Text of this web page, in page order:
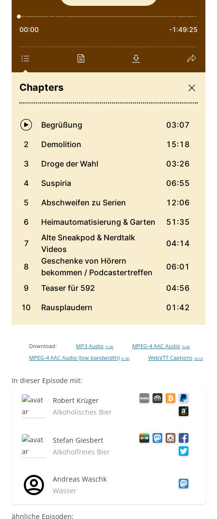
Download: MP3 Audio 75 MB MPEG-4 AAC Audio 79 MB
MPEG-4 AAC Audio (low bandwidth) 41 MB WebVTT Captions 140 KB
In dieser Episode mit:
Robert Krüger
Alkoholisches Bier
Stefan Giesbert
Alkoholfreies Bier
Andreas Waschk
Wasser
ähnliche Episoden: